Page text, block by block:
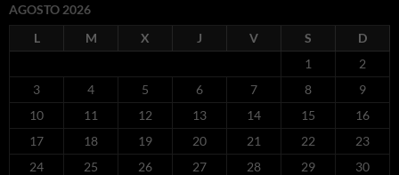
AGOSTO 2026
L
M X J V S
D
1
2
3
4 5 6 7 8
9
10
11 12 13 14 15
16
17
18 19 20 21 22
23
24
25 26 27 28 29
30